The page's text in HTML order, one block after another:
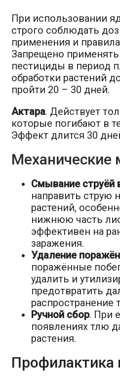
При использовании
строго соблюдать
применения и
Запрещено
пестициды в период
обработки растений
пройти 20 – 30 дней.
Актара. Действует
которые погибают в
Эффект длится 30
Механические
Смывание струёй
направить струю
растений,
нижнюю часть
эффективен на
заражения.
Удаление
поражённые
удалить и
предотвратить
распространение
Ручной сбор. При
появлениях тлю
растения.
Профилактика